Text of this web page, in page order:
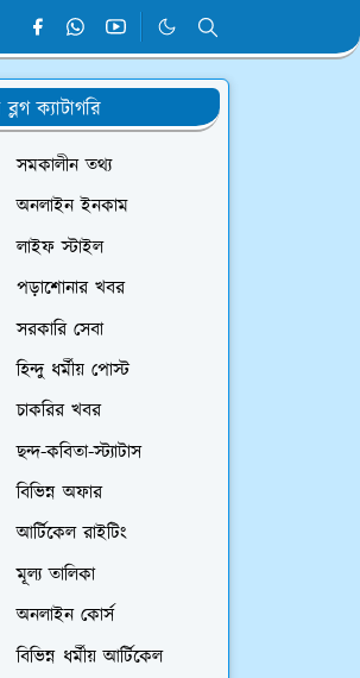
ক্যাটাগরি
সমকালীন তথ্য
অনলাইন ইনকাম
লাইফ স্টাইল
পড়াশোনার খবর
সরকারি সেবা
হিন্দু ধর্মীয় পোস্ট
চাকরির খবর
ছন্দ-কবিতা-স্ট্যাটাস
বিভিন্ন অফার
আর্টিকেল রাইটিং
মূল্য তালিকা
অনলাইন কোর্স
বিভিন্ন ধর্মীয় আর্টিকেল